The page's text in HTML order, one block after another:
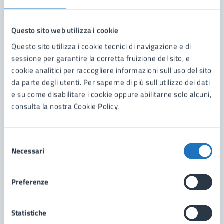
Questo sito web utilizza i cookie
Questo sito utilizza i cookie tecnici di navigazione e di
sessione per garantire la corretta fruizione del sito, e
cookie analitici per raccogliere informazioni sull'uso del sito
da parte degli utenti. Per saperne di più sull'utilizzo dei dati
e su come disabilitare i cookie oppure abilitarne solo alcuni,
consulta la nostra Cookie Policy.
delNecessari
Preferenze
Statistiche
LEGGI DI PIÙ
Polizia Locale